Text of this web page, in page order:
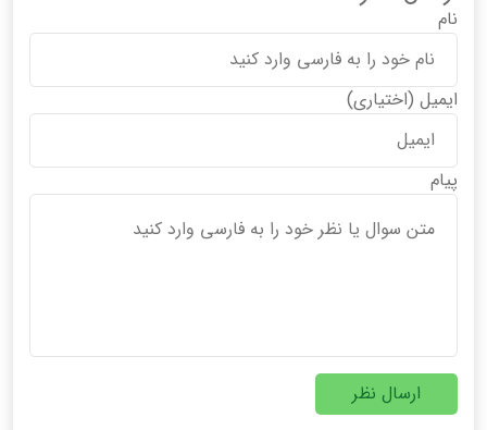
نام
ایمیل (اختیاری)
پیام
ارسال نظر